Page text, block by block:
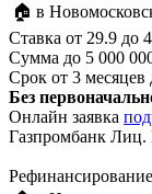
🏠 в
Ставка от 29.9 до
Сумма до 5 000
Срок от 3 месяцев
Без
Онлайн заявка
Газпромбанк